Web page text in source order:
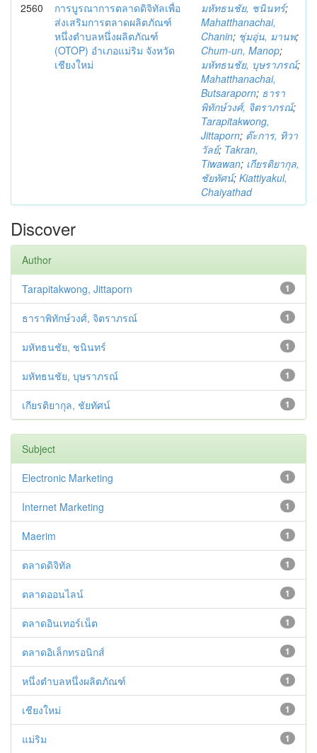
2560
การบูรณาการตลาดดิจิทัลเพื่อ
ส่งเสริมการตลาดผลิตภัณฑ์
หนึ่งตำบลหนึ่งผลิตภัณฑ์
(OTOP) อำเภอแม่ริม จังหวัด
เชียงใหม่
มหัทธนชัย, ชนินทร์;
Mahatthanachai,
Chanin; ชุ่มอุ่น, มานพ;
Chum-un, Manop;
มหัทธนชัย, บุษราภรณ์;
Mahatthanachai,
Butsaraporn; ธารา
พิทักษ์วงศ์, จิตราภรณ์;
Tarapitakwong,
Jittaporn; ต๊ะการ, ทิวา
วัลย์; Takran,
Tiwawan; เกียรติยากุล,
ชัยทัศน์; Kiattiyakul,
Chaiyathad
Discover
Author
1
Tarapitakwong, Jittaporn
1
ธาราพิทักษ์วงศ์, จิตราภรณ์
1
มหัทธนชัย, ชนินทร์
1
มหัทธนชัย, บุษราภรณ์
1
เกียรติยากุล, ชัยทัศน์
Subject
1
Electronic Marketing
1
Internet Marketing
1
Maerim
1
ตลาดดิจิทัล
1
ตลาดออนไลน์
1
ตลาดอินเทอร์เน็ต
1
ตลาดอิเล็กทรอนิกส์
1
หนึ่งตำบลหนึ่งผลิตภัณฑ์
1
เชียงใหม่
1
แม่ริม